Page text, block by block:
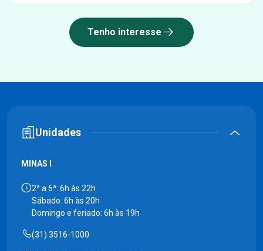
Tenho interesse
Unidades
MINAS I
2ª a 6ª: 6h às 22h
Sábado: 6h às 20h
Domingo e feriado: 6h às 19h
(31) 3516-1000